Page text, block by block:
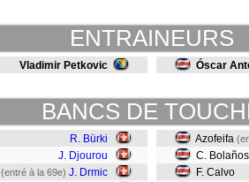
ENTRAINEURS
Vladimir Petkovic Óscar
BANCS DE
R. Bürki
J. Djourou
(entré à la 69e) J. Drmic
Azofeifa
C. Bolaños
F. Calvo